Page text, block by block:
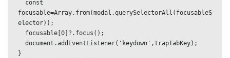
focusable=Array.from(modal.querySelectorAll(focusableS
elector));
}